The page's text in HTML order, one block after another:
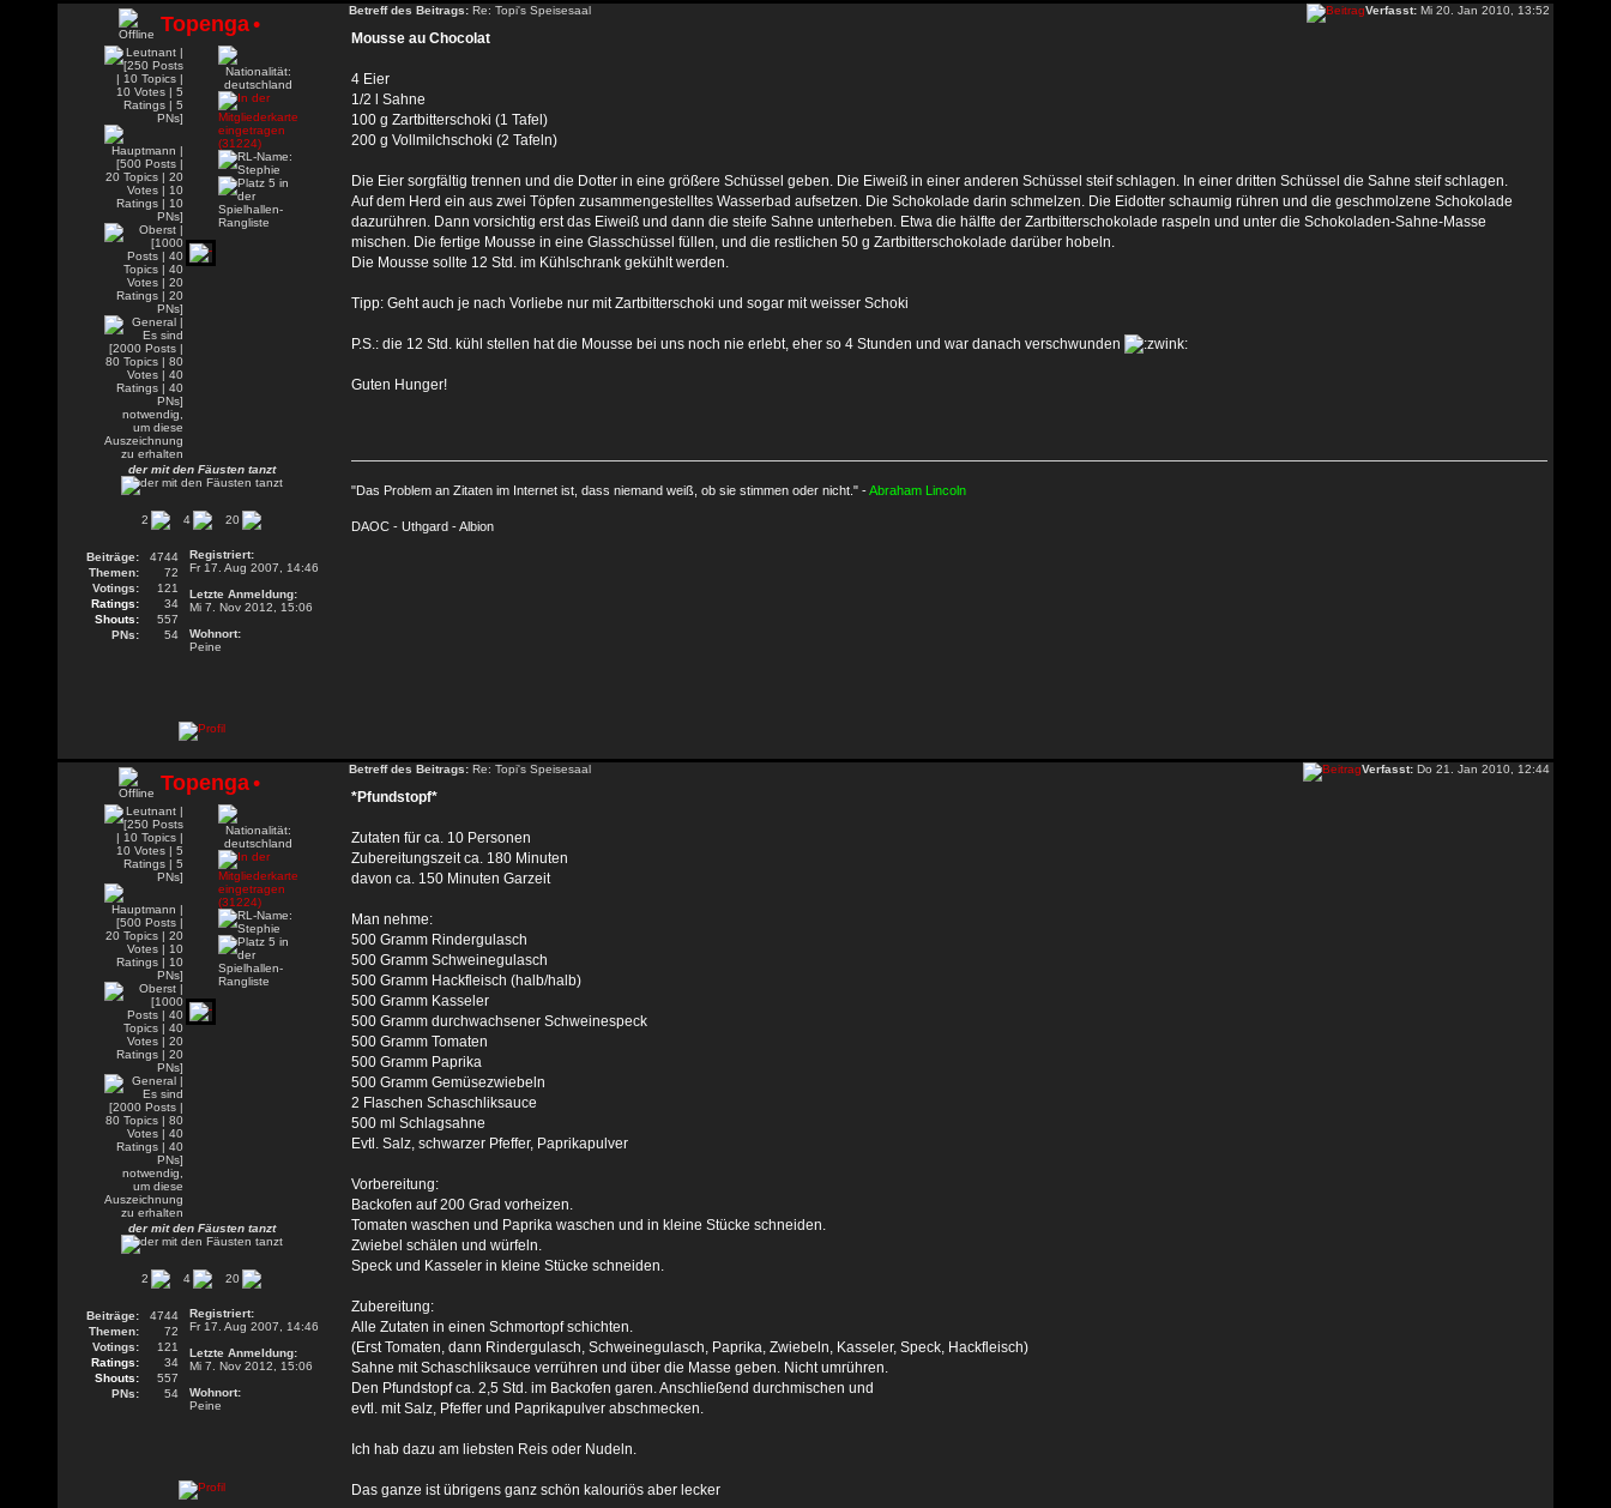
Topenga•
der mit den Fäusten tanzt
2 4 20
Beiträge:
4744
Themen:
72
Votings:
121
Ratings:
34
Shouts:
557
PNs:
54
Registriert:
Fr 17. Aug 2007, 14:46
Letzte Anmeldung:
Mi 7. Nov 2012, 15:06
Wohnort:
Peine
Betreff des Beitrags: Re: Topi's Speisesaal Verfasst: Mi 20. Jan 2010, 13:52
Mousse au Chocolat
4 Eier
1/2 l Sahne
100 g Zartbitterschoki (1 Tafel)
200 g Vollmilchschoki (2 Tafeln)
Die Eier sorgfältig trennen und die Dotter in eine größere Schüssel geben. Die Eiweiß in einer anderen Schüssel steif schlagen. In einer dritten Schüssel die Sahne steif schlagen.
Auf dem Herd ein aus zwei Töpfen zusammengestelltes Wasserbad aufsetzen. Die Schokolade darin schmelzen. Die Eidotter schaumig rühren und die geschmolzene Schokolade
dazurühren. Dann vorsichtig erst das Eiweiß und dann die steife Sahne unterheben. Etwa die hälfte der Zartbitterschokolade raspeln und unter die Schokoladen-Sahne-Masse
mischen. Die fertige Mousse in eine Glasschüssel füllen, und die restlichen 50 g Zartbitterschokolade darüber hobeln.
Die Mousse sollte 12 Std. im Kühlschrank gekühlt werden.
Tipp: Geht auch je nach Vorliebe nur mit Zartbitterschoki und sogar mit weisser Schoki
P.S.: die 12 Std. kühl stellen hat die Mousse bei uns noch nie erlebt, eher so 4 Stunden und war danach verschwunden
Guten Hunger!
"Das Problem an Zitaten im Internet ist, dass niemand weiß, ob sie stimmen oder nicht." -Abraham Lincoln
DAOC - Uthgard - Albion
Topenga•
der mit den Fäusten tanzt
2 4 20
Beiträge:
4744
Themen:
72
Votings:
121
Ratings:
34
Shouts:
557
PNs:
54
Registriert:
Fr 17. Aug 2007, 14:46
Letzte Anmeldung:
Mi 7. Nov 2012, 15:06
Wohnort:
Peine
Betreff des Beitrags: Re: Topi's Speisesaal Verfasst: Do 21. Jan 2010, 12:44
*Pfundstopf*
Zutaten für ca. 10 Personen
Zubereitungszeit ca. 180 Minuten
davon ca. 150 Minuten Garzeit
Man nehme:
500 Gramm Rindergulasch
500 Gramm Schweinegulasch
500 Gramm Hackfleisch (halb/halb)
500 Gramm Kasseler
500 Gramm durchwachsener Schweinespeck
500 Gramm Tomaten
500 Gramm Paprika
500 Gramm Gemüsezwiebeln
2 Flaschen Schaschliksauce
500 ml Schlagsahne
Evtl. Salz, schwarzer Pfeffer, Paprikapulver
Vorbereitung:
Backofen auf 200 Grad vorheizen.
Tomaten waschen und Paprika waschen und in kleine Stücke schneiden.
Zwiebel schälen und würfeln.
Speck und Kasseler in kleine Stücke schneiden.
Zubereitung:
Alle Zutaten in einen Schmortopf schichten.
(Erst Tomaten, dann Rindergulasch, Schweinegulasch, Paprika, Zwiebeln, Kasseler, Speck, Hackfleisch)
Sahne mit Schaschliksauce verrühren und über die Masse geben. Nicht umrühren.
Den Pfundstopf ca. 2,5 Std. im Backofen garen. Anschließend durchmischen und
evtl. mit Salz, Pfeffer und Paprikapulver abschmecken.
Ich hab dazu am liebsten Reis oder Nudeln.
Das ganze ist übrigens ganz schön kalouriös aber lecker